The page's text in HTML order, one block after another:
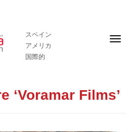
スペイン
アメリカ
国際的
フ
‘Voramar Films’